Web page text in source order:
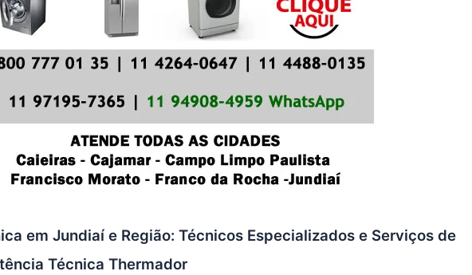
em Jundiaí e Região: Técnicos Especializados e Serviços de
Técnica Thermador